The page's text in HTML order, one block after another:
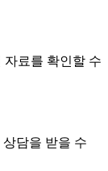
료를 확인할 수
담을 받을 수